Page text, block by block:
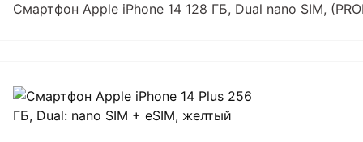
Смартфон Apple iPhone 14 128 ГБ, Dual nano SIM,